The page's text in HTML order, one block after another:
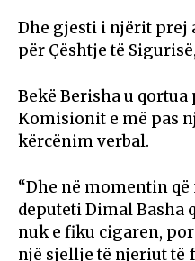
Dhe gjesti i njërit prej
për Çështje të
Bekë Berisha u qortua
Komisionit e më pas
kërcënim verbal.
“Dhe në momentin
deputeti Dimal Basha
nuk e fiku cigaren,
një sjellje të njeriut të